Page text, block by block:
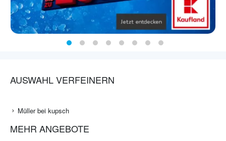
AUSWAHL VERFEINERN
Müller bei kupsch
MEHR ANGEBOTE